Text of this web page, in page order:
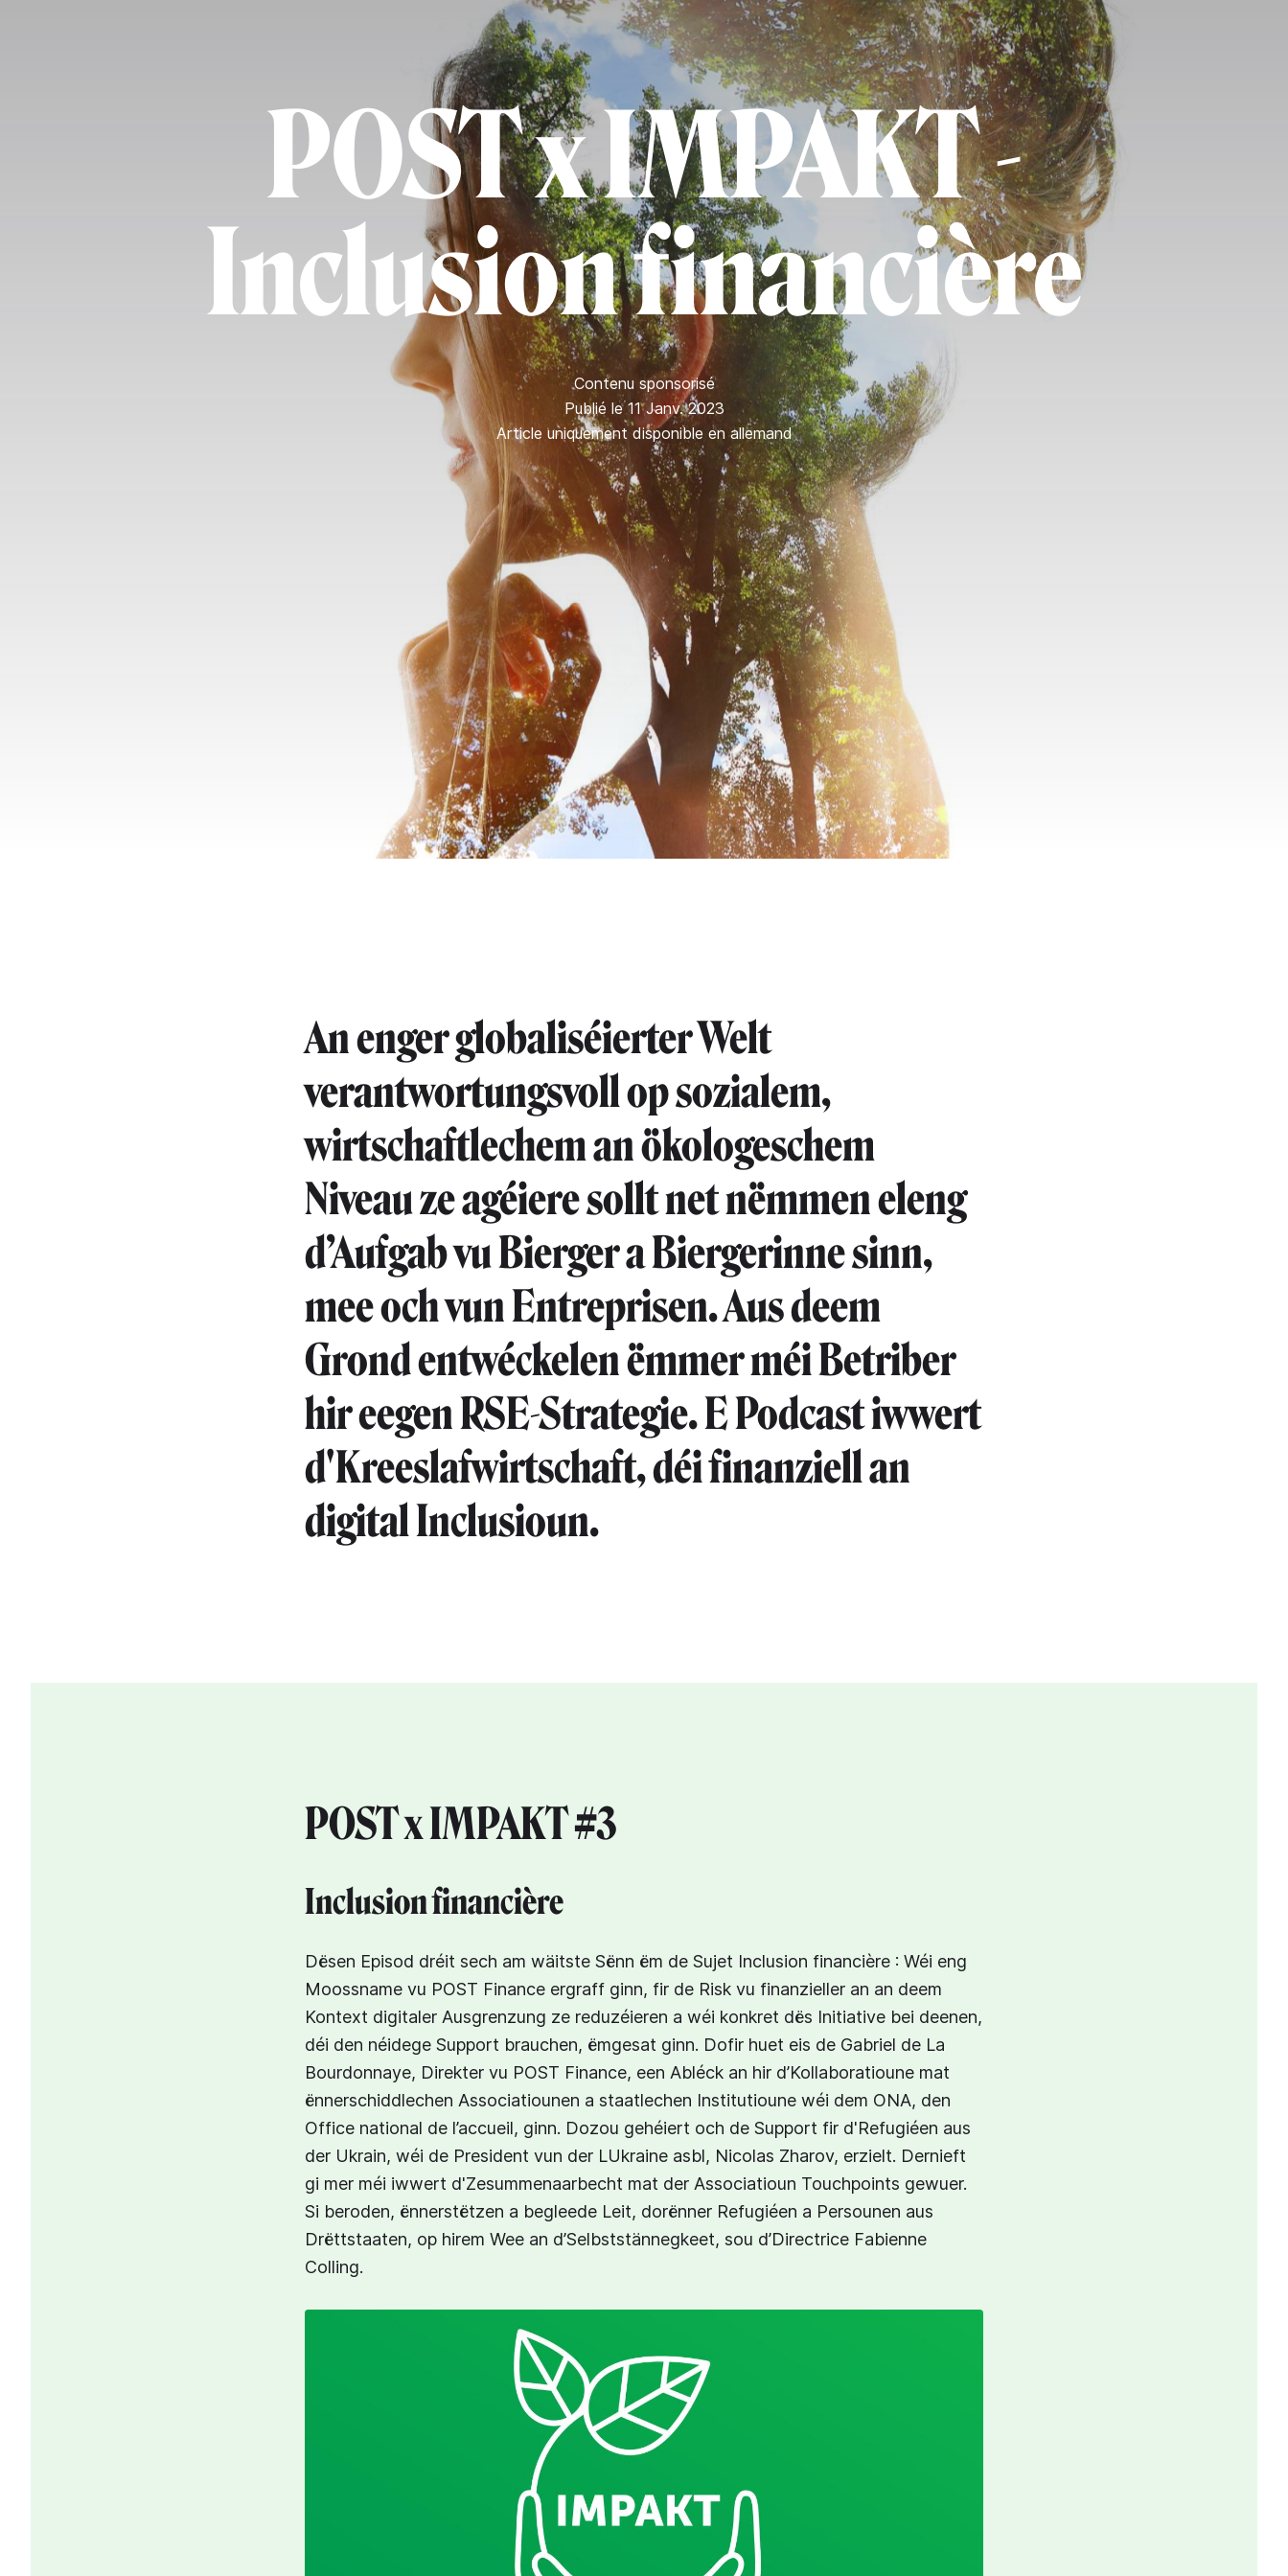
POST x IMPAKT -
Inclusion financière
Contenu sponsorisé
Publié le 11 Janv. 2023
Article uniquement disponible en allemand
An enger globaliséierter Welt
verantwortungsvoll op sozialem,
wirtschaftlechem an ökologeschem
Niveau ze agéiere sollt net nëmmen eleng
d’Aufgab vu Bierger a Biergerinne sinn,
mee och vun Entreprisen. Aus deem
Grond entwéckelen ëmmer méi Betriber
hir eegen RSE-Strategie. E Podcast iwwert
d'Kreeslafwirtschaft, déi finanziell an
digital Inclusioun.
POST x IMPAKT #3
Inclusion financière
Dësen Episod dréit sech am wäitste Sënn ëm de Sujet Inclusion financière : Wéi eng
Moossname vu POST Finance ergraff ginn, fir de Risk vu finanzieller an an deem
Kontext digitaler Ausgrenzung ze reduzéieren a wéi konkret dës Initiative bei deenen,
déi den néidege Support brauchen, ëmgesat ginn. Dofir huet eis de Gabriel de La
Bourdonnaye, Direkter vu POST Finance, een Abléck an hir d’Kollaboratioune mat
ënnerschiddlechen Associatiounen a staatlechen Institutioune wéi dem ONA, den
Office national de l’accueil, ginn. Dozou gehéiert och de Support fir d'Refugiéen aus
der Ukrain, wéi de President vun der LUkraine asbl, Nicolas Zharov, erzielt. Dernieft
gi mer méi iwwert d'Zesummenaarbecht mat der Associatioun Touchpoints gewuer.
Si beroden, ënnerstëtzen a begleede Leit, dorënner Refugiéen a Persounen aus
Drëttstaaten, op hirem Wee an d’Selbststännegkeet, sou d’Directrice Fabienne
Colling.